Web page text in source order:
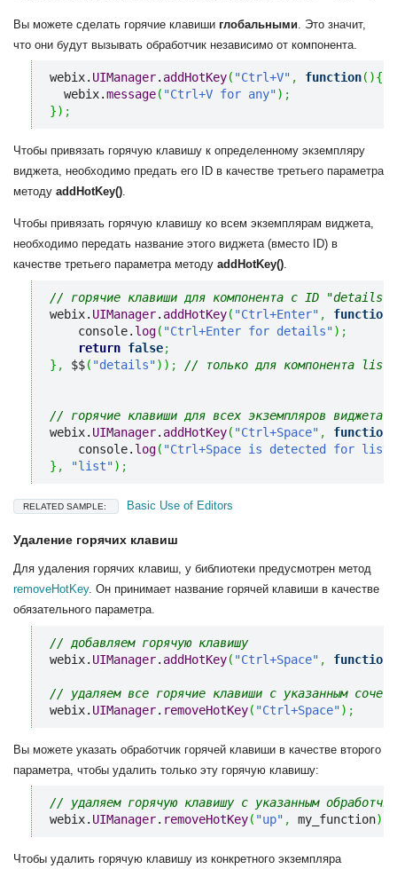
Вы можете сделать горячие клавиши глобальными . Это значит,
что они будут вызывать обработчик независимо от компонента.
webix. UIManager. addHotKey( "Ctrl+V" , function( ){
  webix.
message( "Ctrl+V for any") ;
}) ;
Чтобы привязать горячую клавишу к определенному экземпляру
виджета, необходимо предать его ID в качестве третьего параметра
методу addHotKey().
Чтобы привязать горячую клавишу ко всем экземплярам виджета,
необходимо передать название этого виджета (вместо ID) в
качестве третьего параметра методу addHotKey().
// горячие клавиши для компонента с ID "details"
webix. UIManager. addHotKey( "Ctrl+Enter" , function
    console.
log( "Ctrl+Enter for details") ;
return false;
} , $$( "details") ) ; // только для компонента
// горячие клавиши для всех экземпляров виджета
webix. UIManager. addHotKey( "Ctrl+Space" , function
    console.
log( "Ctrl+Space is detected for list"
} , "list") ;
RELATED SAMPLE: Basic Use of Editors
Удаление горячих клавиш
Для удаления горячих клавиш, у библиотеки предусмотрен метод
removeHotKey. Он принимает название горячей клавиши в качестве
обязательного параметра.
// добавляем горячую клавишу
webix. UIManager. addHotKey( "Ctrl+Space" , function
// удаляем все горячие клавиши с указанным
webix. UIManager. removeHotKey( "Ctrl+Space") ;
Вы можете указать обработчик горячей клавиши в качестве второго
параметра, чтобы удалить только эту горячую клавишу:
// удаляем горячую клавишу с указанным
webix. UIManager. removeHotKey( "up" , my_function)
Чтобы удалить горячую клавишу из конкретного экземпляра